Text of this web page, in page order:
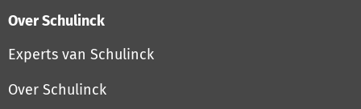
Over Schulinck
Experts van Schulinck
Over Schulinck